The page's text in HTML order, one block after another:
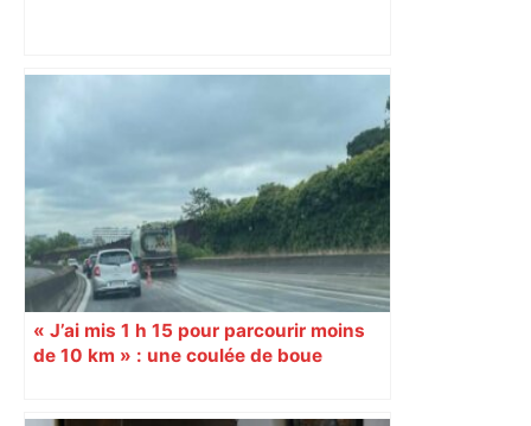
fermé en fin de soirée, voici les
déviations – Actu.fr
« J’ai mis 1 h 15 pour parcourir moins
de 10 km » : une coulée de boue